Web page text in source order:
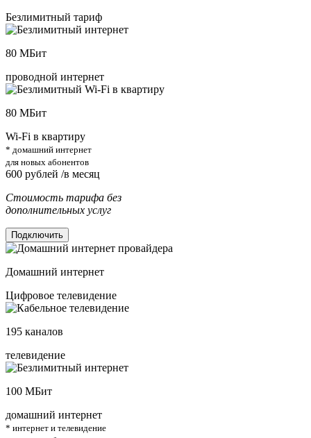
Безлимитный тариф
80 МБит
проводной интернет
80 МБит
Wi-Fi в квартиру
* домашний интернет
для новых абонентов
600 рублей /в месяц
Стоимость тарифа без
дополнительных услуг
Подключить
Домашний интернет
Цифровое телевидение
195 каналов
телевидение
100 МБит
домашний интернет
* интернет и телевидение